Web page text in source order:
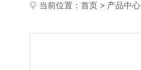
当前位置： 首页 > 产品中心